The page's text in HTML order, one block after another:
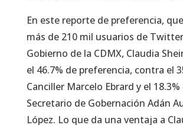
En este reporte de preferencia,
más de 210 mil usuarios de
Gobierno de la CDMX, Claudia
el 46.7% de preferencia, contra el
Canciller Marcelo Ebrard y el 18.3%
Secretario de Gobernación Adán
López. Lo que da una ventaja a